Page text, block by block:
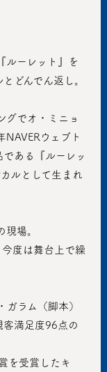
どんでん返し。
ウェブト
ある『ルーレッ
ルとして生まれ
場。
客満足度96点の